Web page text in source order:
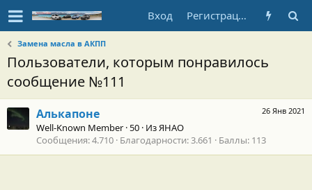
Вход Регистрация
Замена масла в АКПП
Пользователи, которым понравилось
сообщение №111
26 Янв 2021
Алькапоне
Well-Known Member ·50 · ИзЯНАО
Сообщения 4.710 Благодарности 3.661 Баллы 113